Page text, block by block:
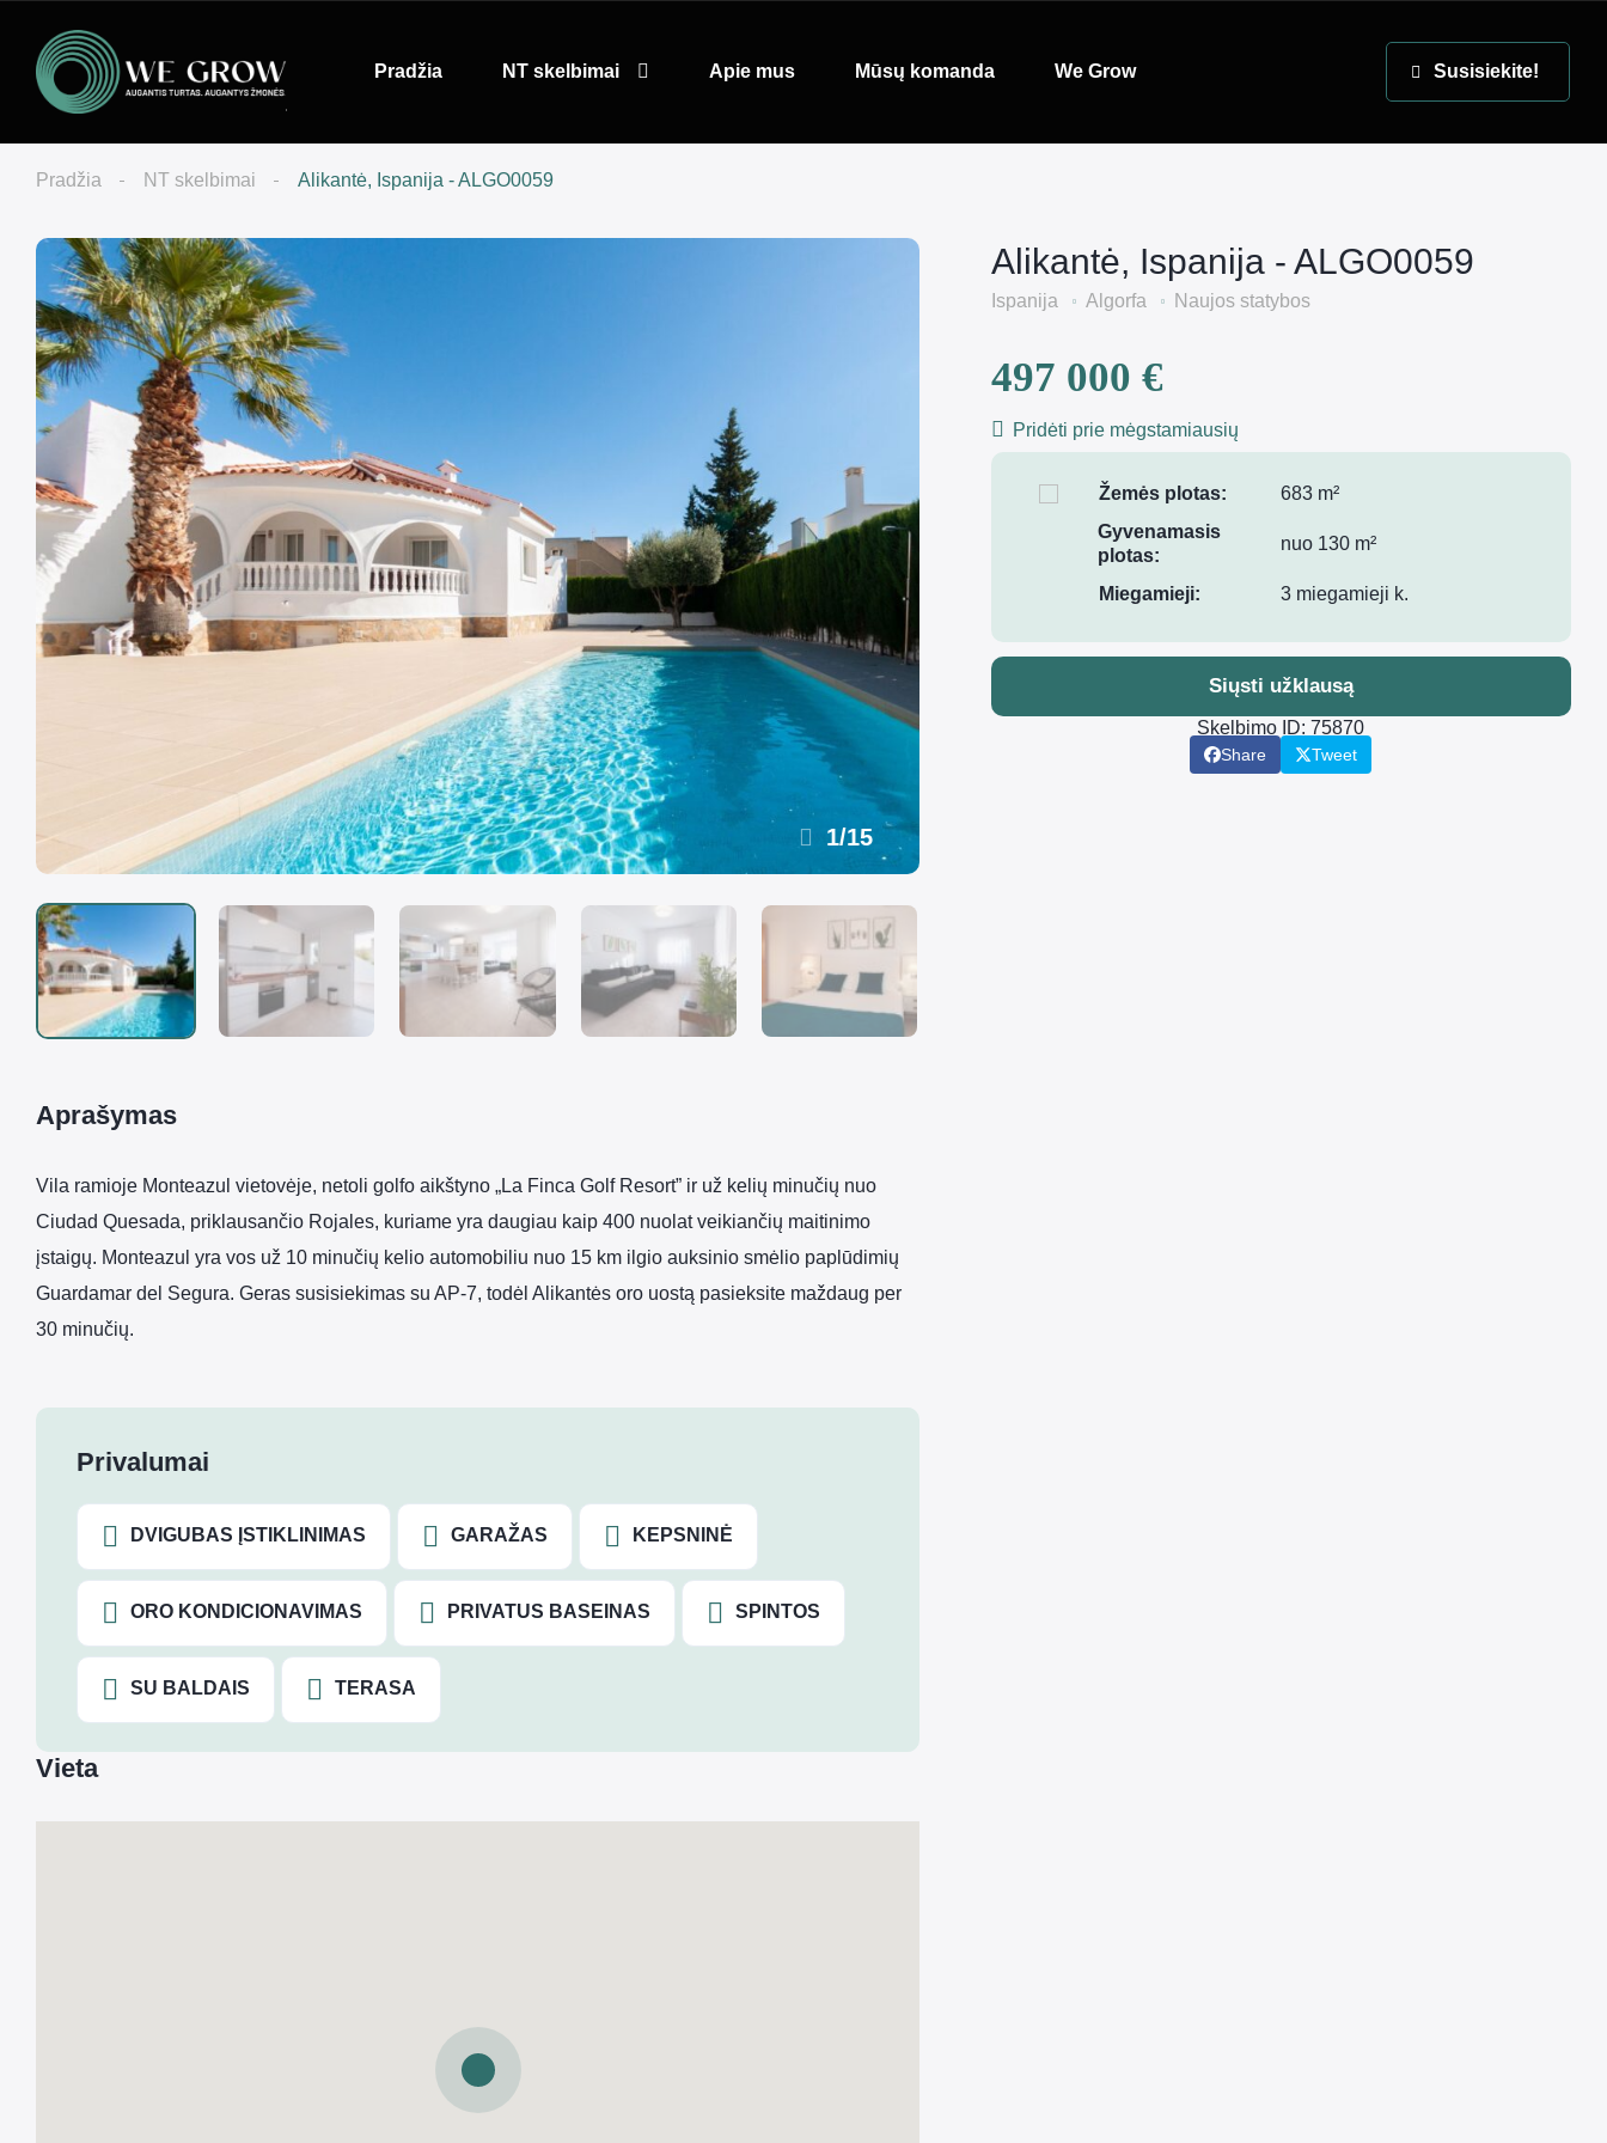
Pradžia NT skelbimai Apie mus Mūsų komanda We Grow Susisiekite!
Pradžia NT skelbimai Alikantė, Ispanija - ALGO0059
1/15
Aprašymas
Vila ramioje Monteazul vietovėje, netoli golfo aikštyno „La Finca Golf Resort” ir už kelių minučių nuo
Ciudad Quesada, priklausančio Rojales, kuriame yra daugiau kaip 400 nuolat veikiančių maitinimo
įstaigų. Monteazul yra vos už 10 minučių kelio automobiliu nuo 15 km ilgio auksinio smėlio paplūdimių
Guardamar del Segura. Geras susisiekimas su AP-7, todėl Alikantės oro uostą pasieksite maždaug per
30 minučių.
Privalumai
DVIGUBAS ĮSTIKLINIMAS GARAŽAS KEPSNINĖ
ORO KONDICIONAVIMAS PRIVATUS BASEINAS SPINTOS
SU BALDAIS TERASA
Vieta
Alikantė, Ispanija - ALGO0059
Ispanija Algorfa Naujos statybos
497 000 €
Pridėti prie mėgstamiausių
Žemės plotas:
683 m²
Gyvenamasis
plotas:
nuo 130 m²
Miegamieji: 3 miegamieji k.
Siųsti užklausą
Skelbimo ID: 75870
Share Tweet